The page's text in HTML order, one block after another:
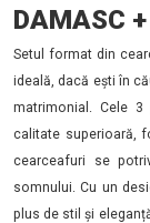
DAMASC
Setul format din
ideală, dacă ești în
matrimonial. Cele
calitate superioară,
cearceafuri se
somnului. Cu un
plus de stil și